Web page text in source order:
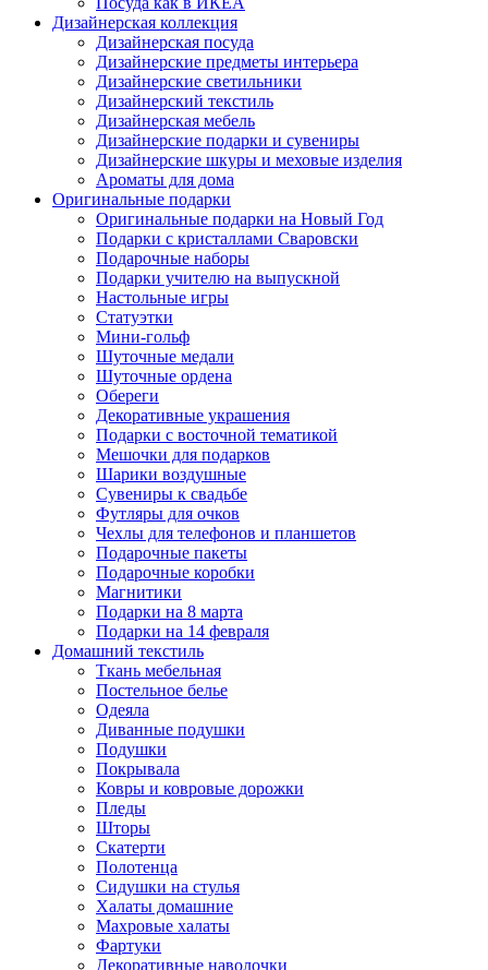
Дизайнерская коллекция
Дизайнерская посуда
Дизайнерские предметы интерьера
Дизайнерские светильники
Дизайнерский текстиль
Дизайнерская мебель
Дизайнерские подарки и сувениры
Дизайнерские шкуры и меховые изделия
Ароматы для дома
Оригинальные подарки
Оригинальные подарки на Новый Год
Подарки с кристаллами Сваровски
Подарочные наборы
Подарки учителю на выпускной
Настольные игры
Статуэтки
Мини-гольф
Шуточные медали
Шуточные ордена
Обереги
Декоративные украшения
Подарки с восточной тематикой
Мешочки для подарков
Шарики воздушные
Сувениры к свадьбе
Футляры для очков
Чехлы для телефонов и планшетов
Подарочные пакеты
Подарочные коробки
Магнитики
Подарки на 8 марта
Подарки на 14 февраля
Домашний текстиль
Ткань мебельная
Постельное белье
Одеяла
Диванные подушки
Подушки
Покрывала
Ковры и ковровые дорожки
Пледы
Шторы
Скатерти
Полотенца
Сидушки на стулья
Халаты домашние
Махровые халаты
Фартуки
Декоративные наволочки